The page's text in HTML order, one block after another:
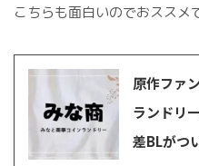
こちらも面白いのでおススメ
原作ファ
ランドリ
差BLがつ